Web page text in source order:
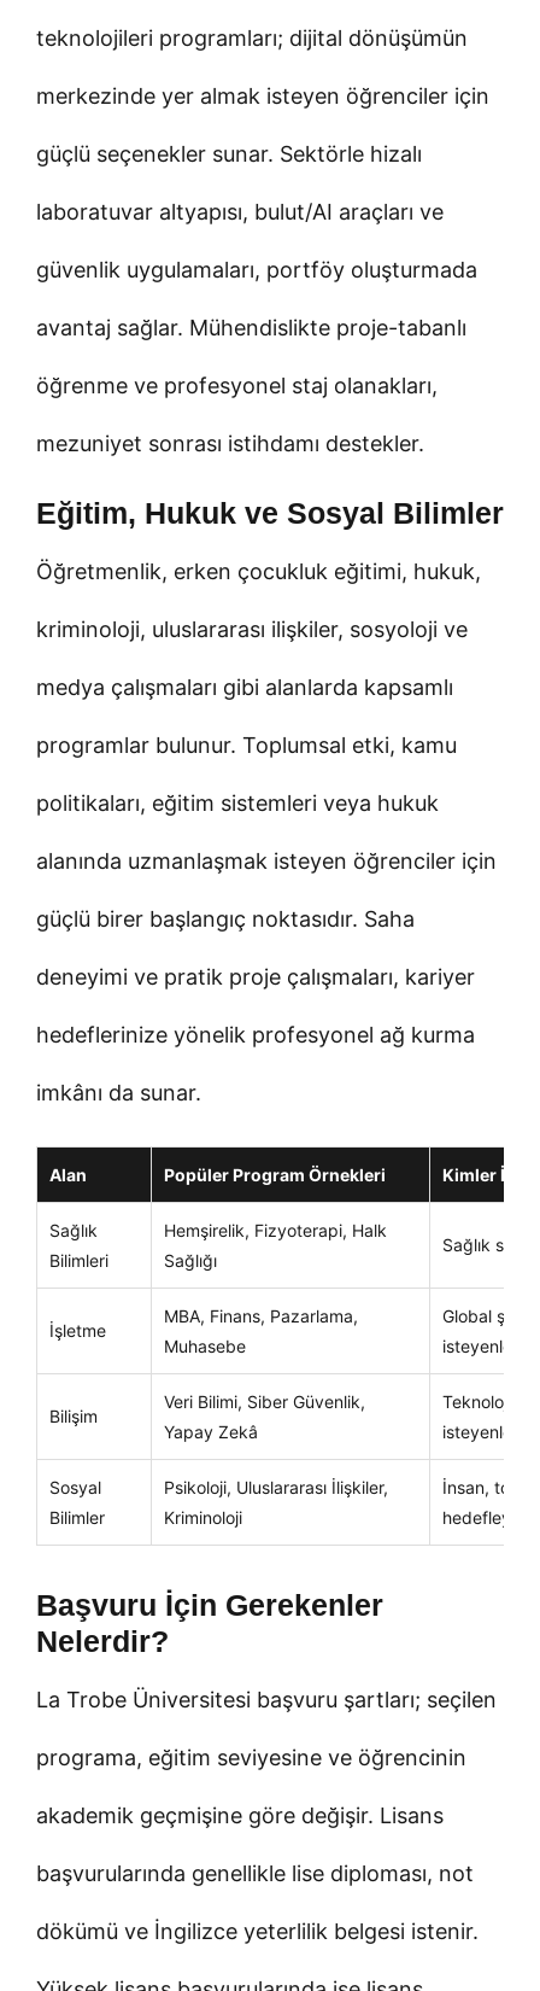
teknolojileri programları; dijital dönüşümün
merkezinde yer almak isteyen öğrenciler için
güçlü seçenekler sunar. Sektörle hizalı
laboratuvar altyapısı, bulut/AI araçları ve
güvenlik uygulamaları, portföy oluşturmada
avantaj sağlar. Mühendislikte proje-tabanlı
öğrenme ve profesyonel staj olanakları,
mezuniyet sonrası istihdamı destekler.
Eğitim, Hukuk ve Sosyal Bilimler
Öğretmenlik, erken çocukluk eğitimi, hukuk,
kriminoloji, uluslararası ilişkiler, sosyoloji ve
medya çalışmaları gibi alanlarda kapsamlı
programlar bulunur. Toplumsal etki, kamu
politikaları, eğitim sistemleri veya hukuk
alanında uzmanlaşmak isteyen öğrenciler için
güçlü birer başlangıç noktasıdır. Saha
deneyimi ve pratik proje çalışmaları, kariyer
hedeflerinize yönelik profesyonel ağ kurma
imkânı da sunar.
Alan Popüler Program Örnekleri Kimler İçin
Sağlık
Bilimleri
Hemşirelik, Fizyoterapi, Halk
Sağlığı
Sağlık
İşletme
MBA, Finans, Pazarlama,
Muhasebe
Global
isteyenler
Bilişim
Veri Bilimi, Siber Güvenlik,
Yapay Zekâ
Teknoloji ve
isteyenler
Sosyal
Bilimler
Psikoloji, Uluslararası İlişkiler,
Kriminoloji
İnsan,
Başvuru İçin Gerekenler
Nelerdir?
La Trobe Üniversitesi başvuru şartları; seçilen
programa, eğitim seviyesine ve öğrencinin
akademik geçmişine göre değişir. Lisans
başvurularında genellikle lise diploması, not
dökümü ve İngilizce yeterlilik belgesi istenir.